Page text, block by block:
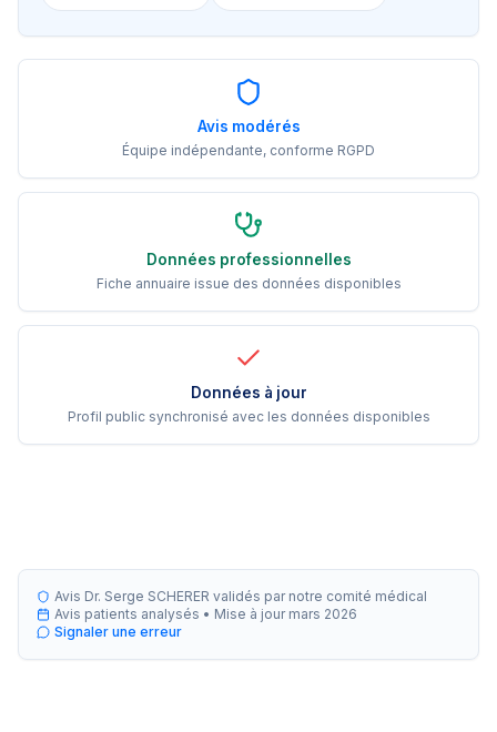
Avis modérés
Équipe indépendante, conforme RGPD
Données professionnelles
Fiche annuaire issue des données disponibles
Données à jour
Profil public synchronisé avec les données disponibles
Avis Dr. Serge SCHERER validés par notre comité médical
Avis patients analysés • Mise à jour mars 2026
Signaler une erreur